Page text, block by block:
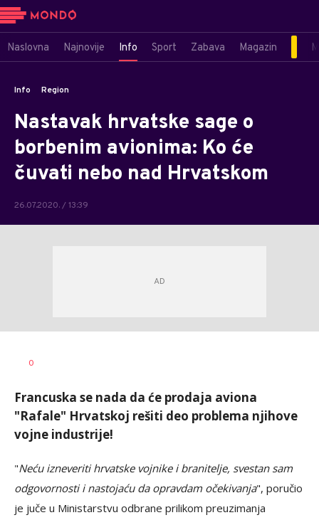
Naslovna Najnovije Info Sport Zabava Magazin
Info Region
Nastavak hrvatske sage o
borbenim avionima: Ko će
čuvati nebo nad Hrvatskom
26.07.2020. / 13:39
AUTOR
0
Francuska se nada da će prodaja aviona
"Rafale" Hrvatskoj rešiti deo problema njihove
vojne industrije!
"Neću izneveriti hrvatske vojnike i branitelje, svestan sam
odgovornosti i nastojaću da opravdam očekivanja", poručio
je juče u Ministarstvu odbrane prilikom preuzimanja